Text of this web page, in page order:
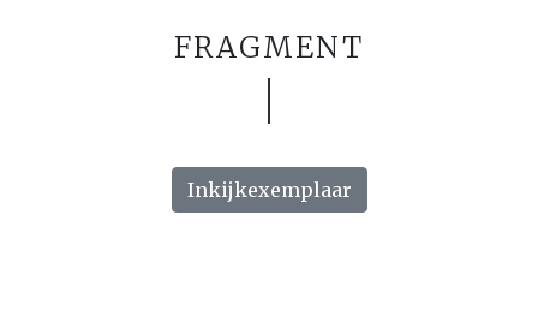
FRAGMENT
Inkijkexemplaar